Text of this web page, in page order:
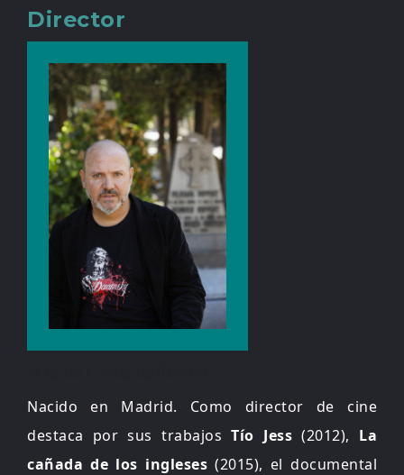
Director
Nacido en Madrid. Como director de cine
destaca por sus trabajosTío Jess(2012), La
cañada de los ingleses (2015), el documental